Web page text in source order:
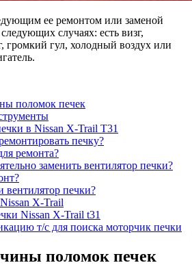
ее ремонтом или заменой
случаях: есть визг,
громкий гул, холодный воздух или
поломок печек
в Nissan X-Trail T31
печку?
ремонта?
заменить вентилятор печки?
вентилятор печки?
X-Trail
Nissan X-Trail t31
т/с для поиска моторчик печки
поломок печек